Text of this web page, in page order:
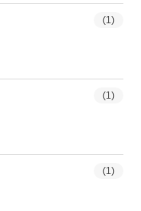
(1)
(1)
(1)